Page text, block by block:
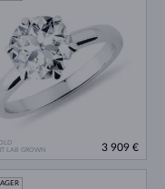
LAB GROWN
3 909 €